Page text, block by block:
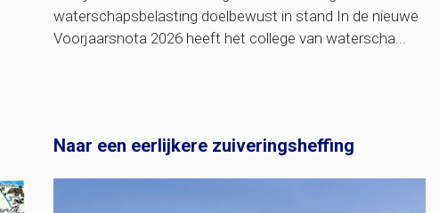
waterschapsbelasting doelbewust in stand In de nieuwe
Voorjaarsnota 2026 heeft het college van waterscha...
Naar een eerlijkere zuiveringsheffing